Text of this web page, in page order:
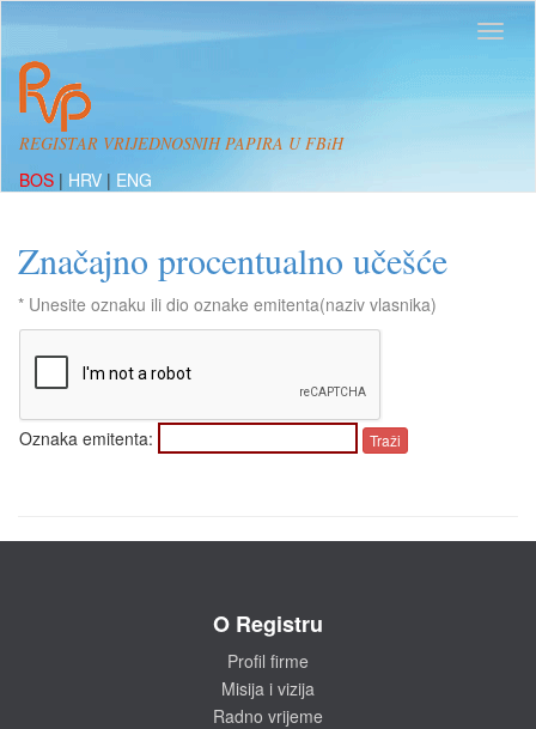
REGISTAR VRIJEDNOSNIH PAPIRA U FBiH
BOS | HRV | ENG
Značajno procentualno učešće
* Unesite oznaku ili dio oznake emitenta(naziv vlasnika)
Oznaka emitenta:
O Registru
Profil firme
Misija i vizija
Radno vrijeme